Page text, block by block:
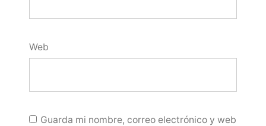
Web
Guarda mi nombre, correo electrónico y web